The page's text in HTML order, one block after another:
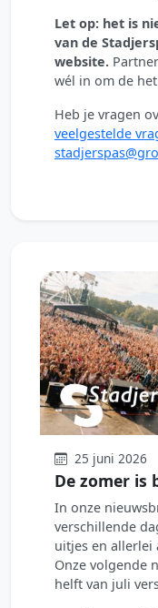
Let op: het is
van de
website.
wél in om de
Heb je vragen
veelgestelde
25 juni 2026
De zomer is
In onze
verschillende
uitjes en allerlei
Onze volgende
helft van juli